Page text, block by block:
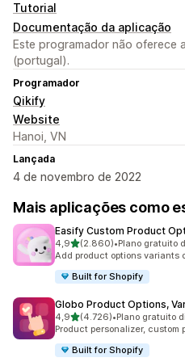
Tutorial
Documentação da aplicação
Este programador não oferece
(portugal).
Programador
Qikify
Website
Hanoi, VN
Lançada
4 de novembro de 2022
Mais aplicações como
Easify Custom Product
4,9de 5 estrelas
(2.860)
2860 total de avaliações
•Plano gratuito
Add product options variants
Built for Shopify
Globo Product Options,
4,9de 5 estrelas
(4.726)
4726 total de avaliações
•Plano gratuito
Product personalizer,
Built for Shopify